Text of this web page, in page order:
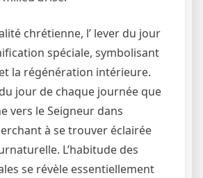
chrétienne, l’ lever du jour
spéciale, symbolisant
la régénération intérieure.
du jour de chaque journée que
vers le Seigneur dans
à se trouver éclairée
L’habitude des
se révèle essentiellement